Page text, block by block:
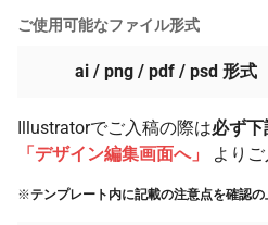
ご使用可能なファイル形式
ai / png / pdf / psd 形式
Illustratorでご入稿の際は必ず
「デザイン編集画面へ」
よりご
※テンプレート内に記載の注意点を確認の